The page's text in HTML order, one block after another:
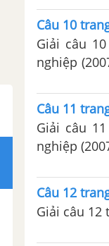
Câu 10
Giải câu
nghiệp
Câu 11
Giải câu
nghiệp
cây công
vùng nào
Câu 12
Giải câu 12